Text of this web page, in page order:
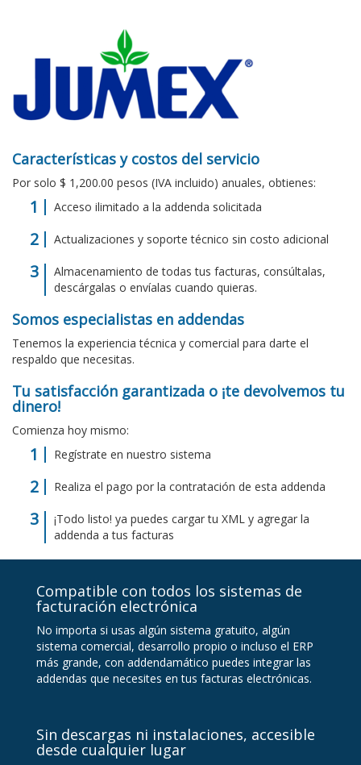
Características y costos del servicio
Por solo $ 1,200.00 pesos (IVA incluido) anuales, obtienes:
Acceso ilimitado a la addenda solicitada
Actualizaciones y soporte técnico sin costo adicional
Almacenamiento de todas tus facturas, consúltalas,
descárgalas o envíalas cuando quieras.
Somos especialistas en addendas
Tenemos la experiencia técnica y comercial para darte el
respaldo que necesitas.
Tu satisfacción garantizada o ¡te devolvemos tu
dinero!
Comienza hoy mismo:
Regístrate en nuestro sistema
Realiza el pago por la contratación de esta addenda
¡Todo listo! ya puedes cargar tu XML y agregar la
addenda a tus facturas
Compatible con todos los sistemas de
facturación electrónica
No importa si usas algún sistema gratuito, algún
sistema comercial, desarrollo propio o incluso el ERP
más grande, con addendamático puedes integrar las
addendas que necesites en tus facturas electrónicas.
Sin descargas ni instalaciones, accesible
desde cualquier lugar